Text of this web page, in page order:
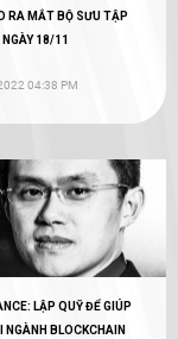
RA MẮT BỘ SƯU TẬP
18/11
04:38 PM
LẬP QUỸ ĐỂ GIÚP
NGÀNH BLOCKCHAIN